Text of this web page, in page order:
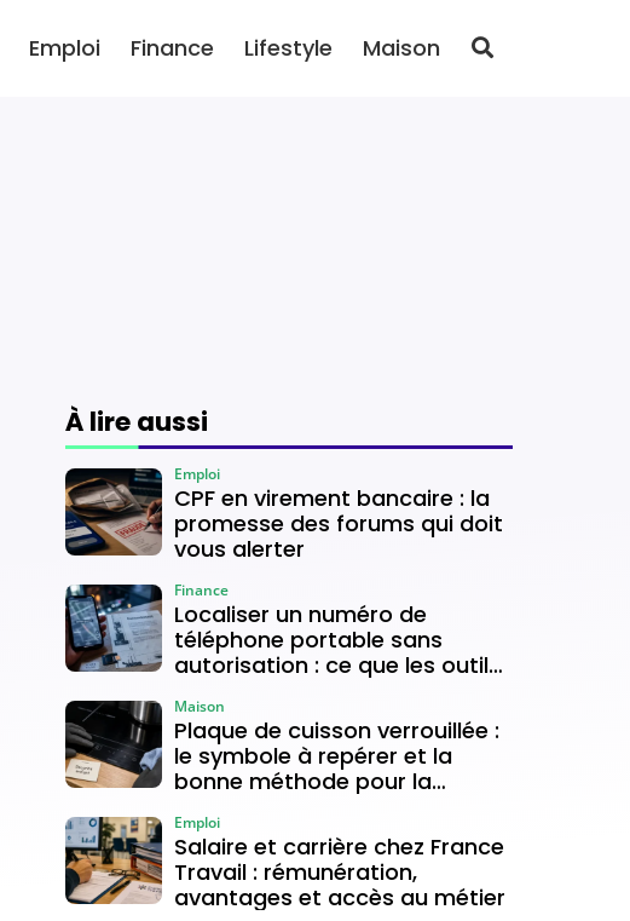
Emploi Finance Lifestyle Maison
À lire aussi
CPF en virement bancaire : la
promesse des forums qui doit
vous alerter
Emploi
Localiser un numéro de
téléphone portable sans
autorisation : ce que les outils
Finance
Plaque de cuisson verrouillée :
le symbole à repérer et la
bonne méthode pour la
Maison
Salaire et carrière chez France
Travail : rémunération,
avantages et accès au métier
Emploi